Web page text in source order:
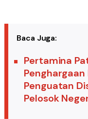
Baca Juga:
Pertamina
Penghargaan
Penguatan
Pelosok